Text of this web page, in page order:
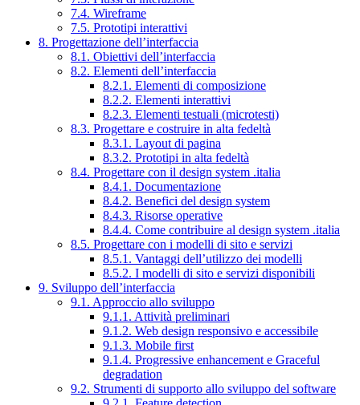
7.4. Wireframe
7.5. Prototipi interattivi
8. Progettazione dell’interfaccia
8.1. Obiettivi dell’interfaccia
8.2. Elementi dell’interfaccia
8.2.1. Elementi di composizione
8.2.2. Elementi interattivi
8.2.3. Elementi testuali (microtesti)
8.3. Progettare e costruire in alta fedeltà
8.3.1. Layout di pagina
8.3.2. Prototipi in alta fedeltà
8.4. Progettare con il design system .italia
8.4.1. Documentazione
8.4.2. Benefici del design system
8.4.3. Risorse operative
8.4.4. Come contribuire al design system .italia
8.5. Progettare con i modelli di sito e servizi
8.5.1. Vantaggi dell’utilizzo dei modelli
8.5.2. I modelli di sito e servizi disponibili
9. Sviluppo dell’interfaccia
9.1. Approccio allo sviluppo
9.1.1. Attività preliminari
9.1.2. Web design responsivo e accessibile
9.1.3. Mobile first
9.1.4. Progressive enhancement e Graceful
degradation
9.2. Strumenti di supporto allo sviluppo del software